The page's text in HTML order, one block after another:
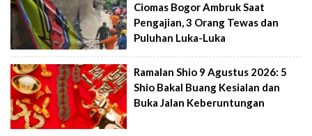
Ciomas Bogor Ambruk Saat
Pengajian, 3 Orang Tewas dan
Puluhan Luka-Luka
Ramalan Shio 9 Agustus 2026: 5
Shio Bakal Buang Kesialan dan
Buka Jalan Keberuntungan